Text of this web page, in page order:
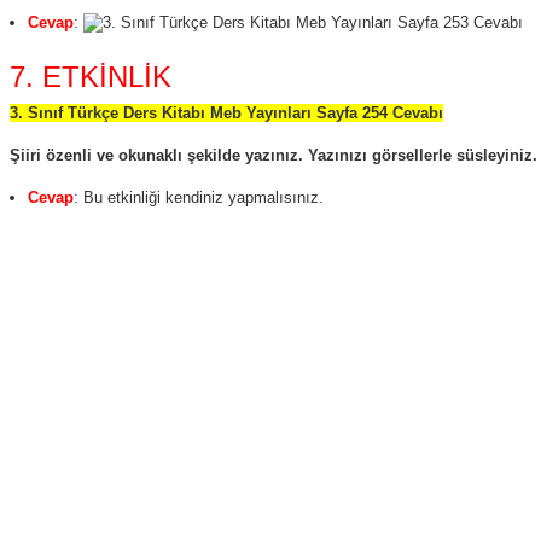
Cevap:
7. ETKİNLİK
3. Sınıf Türkçe Ders Kitabı Meb Yayınları Sayfa 254 Cevabı
Şiiri özenli ve okunaklı şekilde yazınız. Yazınızı görsellerle süsleyiniz.
Cevap: Bu etkinliği kendiniz yapmalısınız.